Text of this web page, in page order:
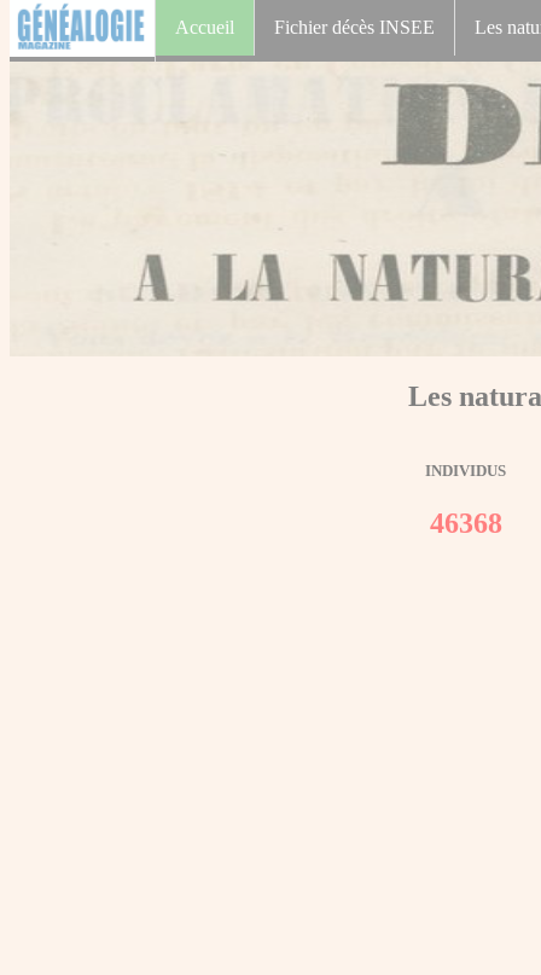
Accueil Fichier décès INSEE Les
Les
INDIVIDUS
46368